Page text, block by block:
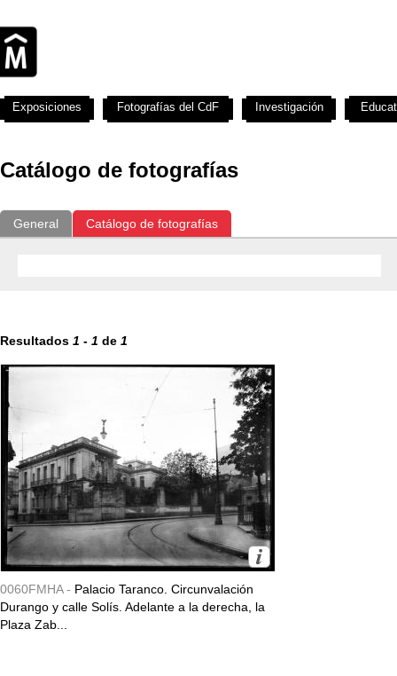
Catálogo de fotografías
General Catálogo de fotografías
Resultados 1 - 1 de 1
0060FMHA - Palacio Taranco. Circunvalación
Durango y calle Solís. Adelante a la derecha, la
Plaza Zab...
Exposiciones Fotografías del CdF Investigación